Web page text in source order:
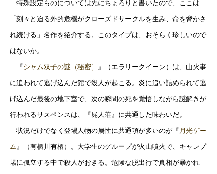
特殊設定ものについては先にちょろりと書いたので、ここは
「刻々と迫る外的危機がクローズドサークルを生み、命を脅かさ
れ続ける」名作を紹介する。このタイプは、おそらく珍しいので
はないか。
『シャム双子の謎（秘密） 』（エラリークイーン）は、山火事
に追われて逃げ込んだ館で殺人が起こる。炎に追い詰められて逃
げ込んだ最後の地下室で、次の瞬間の死を覚悟しながら謎解きが
行われるサスペンスは、『屍人荘』に共通した味わいだ。
状況だけでなく登場人物の属性に共通項が多いのが『 月光ゲー
ム 』（有栖川有栖）。大学生のグループが火山噴火で、キャンプ
場に孤立する中で殺人がおきる。危険な脱出行で真相が暴かれ